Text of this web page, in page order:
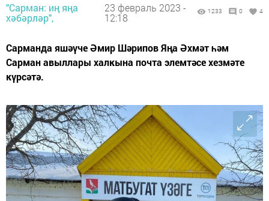
"Сарман: иң яңа
хәбәрләр",
23 февраль 2023 -
12:18
1233 0 4
Сарманда яшәүче Әмир Шәрипов Яңа Әхмәт һәм
Сарман авыллары халкына почта элемтәсе хезмәте
күрсәтә.